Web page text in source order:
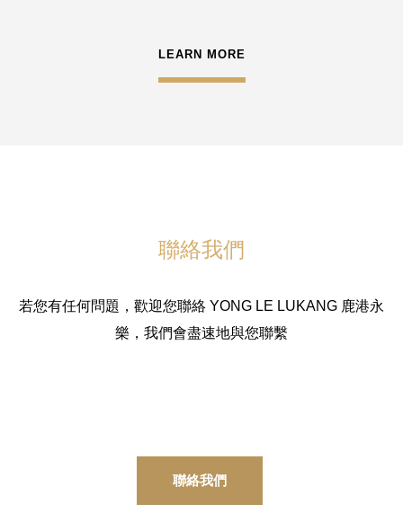
LEARN MORE
聯絡我們
若您有任何問題，歡迎您聯絡 YONG LE LUKANG 鹿港永
樂，我們會盡速地與您聯繫
聯絡我們